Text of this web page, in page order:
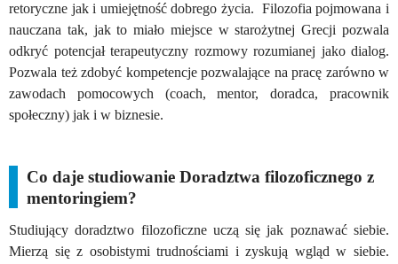
retoryczne jak i umiejętność dobrego życia. Filozofia pojmowana i
nauczana tak, jak to miało miejsce w starożytnej Grecji pozwala
odkryć potencjał terapeutyczny rozmowy rozumianej jako dialog.
Pozwala też zdobyć kompetencje pozwalające na pracę zarówno w
zawodach pomocowych (coach, mentor, doradca, pracownik
społeczny) jak i w biznesie.
Co daje studiowanie Doradztwa filozoficznego z
mentoringiem?
Studiujący doradztwo filozoficzne uczą się jak poznawać siebie.
Mierzą się z osobistymi trudnościami i zyskują wgląd w siebie.